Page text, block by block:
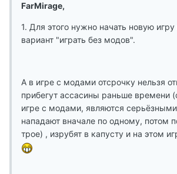
FarMirage,
1. Для этого нужно начать новую
вариант "играть без модов".
А в игре с модами отсрочку нельзя
прибегут ассасины раньше времени
игре с модами, являются
нападают вначале по одному, потом
трое) , изрубят в капусту и на этом